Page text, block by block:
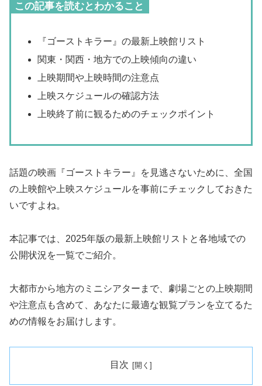
この記事を読むとわかること
『ゴーストキラー』の最新上映館リスト
関東・関西・地方での上映傾向の違い
上映期間や上映時間の注意点
上映スケジュールの確認方法
上映終了前に観るためのチェックポイント
話題の映画『ゴーストキラー』を見逃さないために、全国
の上映館や上映スケジュールを事前にチェックしておきた
いですよね。
本記事では、2025年版の最新上映館リストと各地域での
公開状況を一覧でご紹介。
大都市から地方のミニシアターまで、劇場ごとの上映期間
や注意点も含めて、あなたに最適な観覧プランを立てるた
めの情報をお届けします。
目次